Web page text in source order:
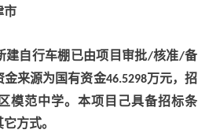
市
建自行车棚已由项目审批/核准/备
金来源为国有资金46.5298万元，招
模范中学。本项目己具备招标条
方式。